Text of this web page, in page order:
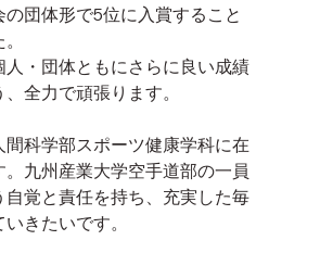
団体形で5位に入賞すること
人・団体ともにさらに良い成績
全力で頑張ります。
間科学部スポーツ健康学科に在
。九州産業大学空手道部の一員
自覚と責任を持ち、充実した毎
きたいです。